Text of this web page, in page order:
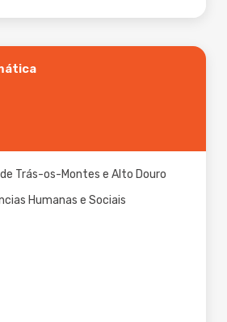
Trás-os-Montes e Alto Douro
Humanas e Sociais